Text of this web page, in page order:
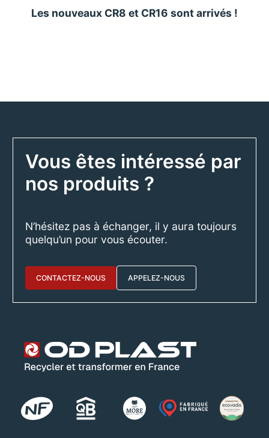
Les nouveaux CR8 et CR16 sont arrivés !
Vous êtes intéressé par
nos produits ?
N’hésitez pas à échanger, il y aura toujours
quelqu’un pour vous écouter.
CONTACTEZ-NOUS APPELEZ-NOUS